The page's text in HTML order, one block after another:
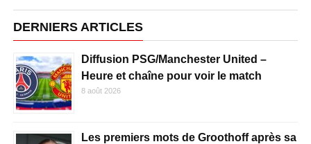
DERNIERS ARTICLES
Diffusion PSG/Manchester United –
Heure et chaîne pour voir le match
8 août 2026
Les premiers mots de Groothoff après sa